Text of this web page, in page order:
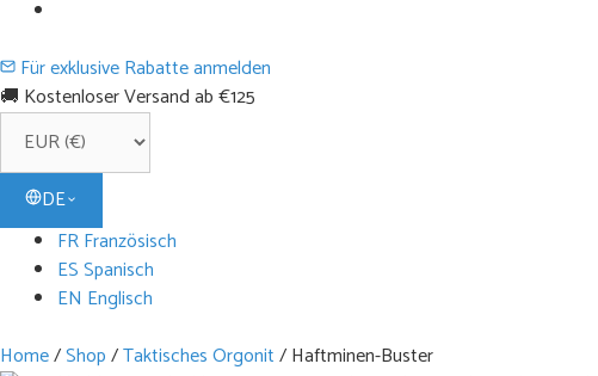
Für exklusive Rabatte anmelden
🚚 Kostenloser Versand ab €125
DE
FR Französisch
ES Spanisch
EN Englisch
Home/Shop/Taktisches Orgonit/Haftminen-Buster